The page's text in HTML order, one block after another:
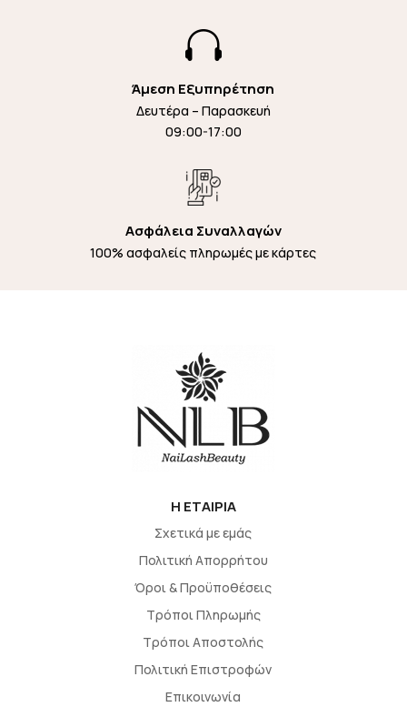

Άμεση Εξυπηρέτηση
Δευτέρα – Παρασκευή
09:00-17:00
Ασφάλεια Συναλλαγών
100% ασφαλείς πληρωμές με κάρτες
H EΤΑΙΡΙΑ
Σχετικά με εμάς
Πολιτική Απορρήτου
Όροι & Προϋποθέσεις
Τρόποι Πληρωμής
Τρόποι Αποστολής
Πολιτική Επιστροφών
Επικοινωνία